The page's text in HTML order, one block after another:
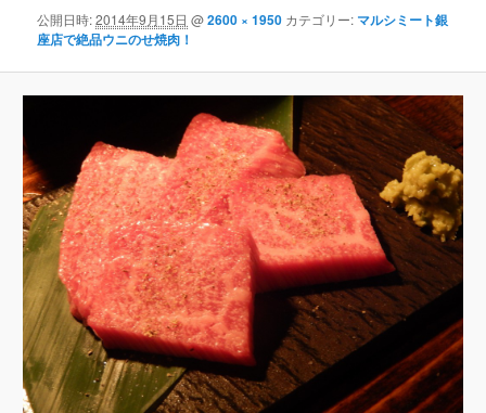
公開日時:2014年9月15日 @2600 × 1950 カテゴリー: マルシミート銀
座店で絶品ウニのせ焼肉！